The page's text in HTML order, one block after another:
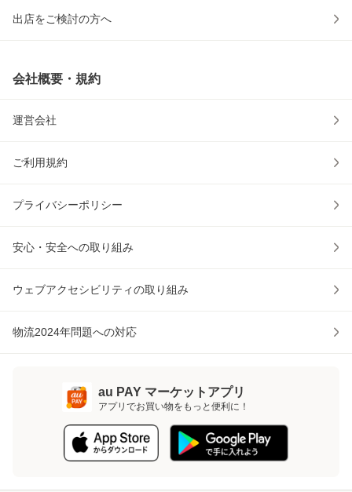
出店をご検討の方へ
会社概要・規約
運営会社
ご利用規約
プライバシーポリシー
安心・安全への取り組み
ウェブアクセシビリティの取り組み
物流2024年問題への対応
au PAY マーケットアプリ
アプリでお買い物をもっと便利に！